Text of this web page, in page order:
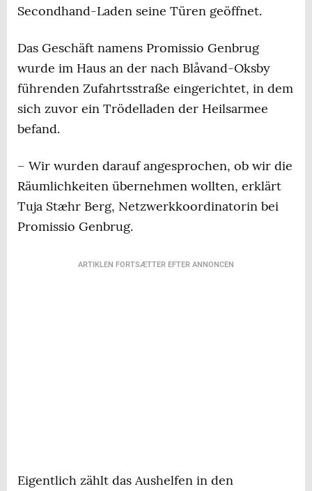
Secondhand-Laden seine Türen geöffnet.
Das Geschäft namens Promissio Genbrug
wurde im Haus an der nach Blåvand-Oksby
führenden Zufahrtsstraße eingerichtet, in dem
sich zuvor ein Trödelladen der Heilsarmee
befand.
– Wir wurden darauf angesprochen, ob wir die
Räumlichkeiten übernehmen wollten, erklärt
Tuja Stæhr Berg, Netzwerkkoordinatorin bei
Promissio Genbrug.
ARTIKLEN FORTSÆTTER EFTER ANNONCEN
Eigentlich zählt das Aushelfen in den